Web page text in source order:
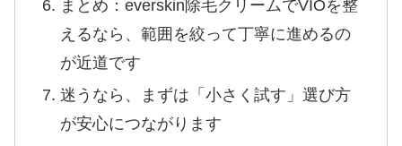
まとめ：everskin除毛クリームでVIOを整
えるなら、範囲を絞って丁寧に進めるの
が近道です
迷うなら、まずは「小さく試す」選び方
が安心につながります